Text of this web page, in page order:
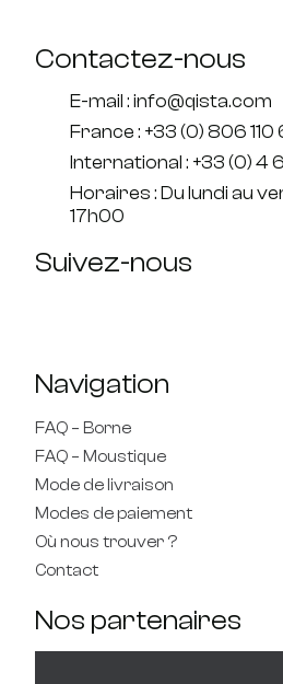
Contactez-nous
E-mail : info@qista.com
France : +33 (0) 806
International : +33 (0) 4
Horaires : Du lundi au
17h00
Suivez-nous
Navigation
FAQ – Borne
FAQ – Moustique
Mode de livraison
Modes de paiement
Où nous trouver ?
Contact
Nos partenaires